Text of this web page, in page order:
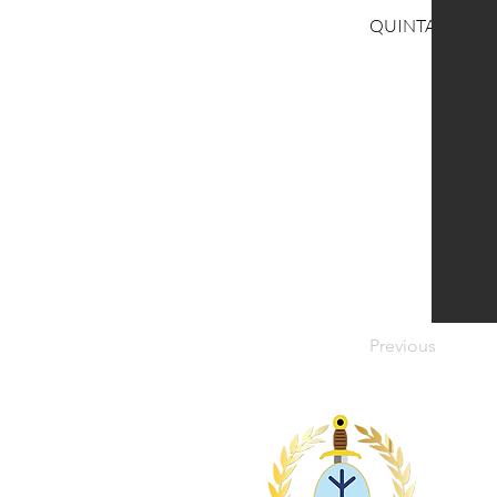
QUINTANA
Previous